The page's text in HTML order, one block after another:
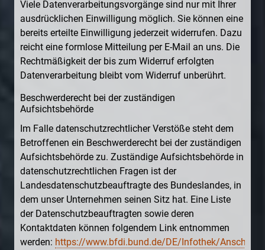
Viele Datenverarbeitungsvorgänge sind nur mit Ihrer
ausdrücklichen Einwilligung möglich. Sie können eine
bereits erteilte Einwilligung jederzeit widerrufen. Dazu
reicht eine formlose Mitteilung per E-Mail an uns. Die
Rechtmäßigkeit der bis zum Widerruf erfolgten
Datenverarbeitung bleibt vom Widerruf unberührt.
Beschwerderecht bei der zuständigen
Aufsichtsbehörde
Im Falle datenschutzrechtlicher Verstöße steht dem
Betroffenen ein Beschwerderecht bei der zuständigen
Aufsichtsbehörde zu. Zuständige Aufsichtsbehörde in
datenschutzrechtlichen Fragen ist der
Landesdatenschutzbeauftragte des Bundeslandes, in
dem unser Unternehmen seinen Sitz hat. Eine Liste
der Datenschutzbeauftragten sowie deren
Kontaktdaten können folgendem Link entnommen
werden: https://www.bfdi.bund.de/DE/Infothek/